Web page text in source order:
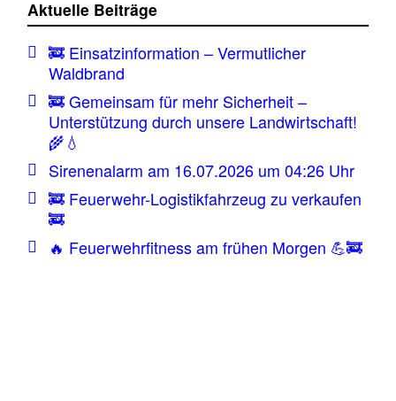
Aktuelle Beiträge
🚒 Einsatzinformation – Vermutlicher
Waldbrand
🚒 Gemeinsam für mehr Sicherheit –
Unterstützung durch unsere Landwirtschaft!
🌾💧
Sirenenalarm am 16.07.2026 um 04:26 Uhr
🚒 Feuerwehr-Logistikfahrzeug zu verkaufen
🚒
🔥 Feuerwehrfitness am frühen Morgen 💪🚒